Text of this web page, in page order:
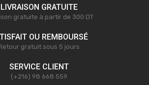
LIVRAISON GRATUITE
gratuite à partir de 300 DT
OU REMBOURSÉ
gratuit sous 5 jours
SERVICE CLIENT
(+216) 98 668 559